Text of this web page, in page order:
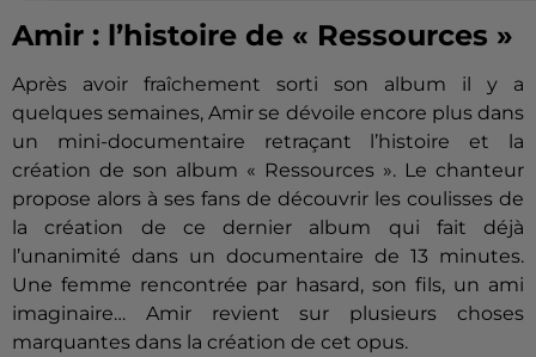
Amir : l’histoire de « Ressources »
Après avoir fraîchement sorti son album il y a
quelques semaines, Amir se dévoile encore plus dans
un mini-documentaire retraçant l’histoire et la
création de son album « Ressources ». Le chanteur
propose alors à ses fans de découvrir les coulisses de
la création de ce dernier album qui fait déjà
l’unanimité dans un documentaire de 13 minutes.
Une femme rencontrée par hasard, son fils, un ami
imaginaire… Amir revient sur plusieurs choses
marquantes dans la création de cet opus.